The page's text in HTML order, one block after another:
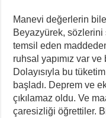
Manevi değerlerin
Beyazyürek, sözlerini
temsil eden
ruhsal yapımız var
Dolayısıyla bu
başladı. Deprem ve
çıkılamaz oldu. Ve
çaresizliği öğrettiler.